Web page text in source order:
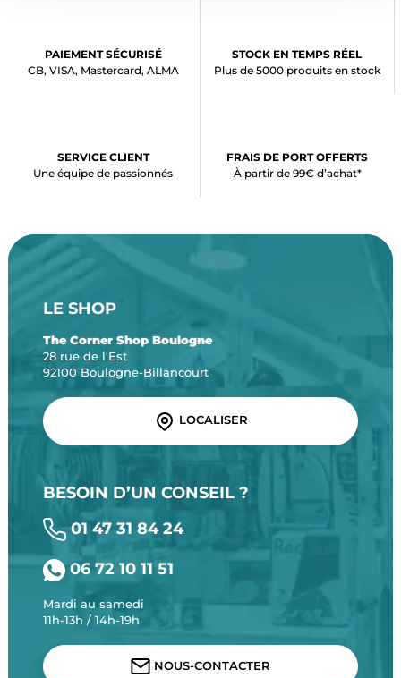
PAIEMENT SÉCURISÉ
CB, VISA, Mastercard, ALMA
STOCK EN TEMPS RÉEL
Plus de 5000 produits en stock
SERVICE CLIENT
Une équipe de passionnés
FRAIS DE PORT OFFERTS
À partir de 99€ d’achat*
LE SHOP
The Corner Shop Boulogne
28 rue de l'Est
92100 Boulogne-Billancourt
LOCALISER
BESOIN D’UN CONSEIL ?
01 47 31 84 24
06 72 10 11 51
Mardi au samedi
11h-13h / 14h-19h
NOUS-CONTACTER